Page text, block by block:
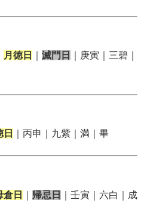
月徳日 滅門日
｜庚寅｜三碧｜
日 ｜丙申｜九紫｜満｜畢
倉日 帰忌日
｜壬寅｜六白｜成